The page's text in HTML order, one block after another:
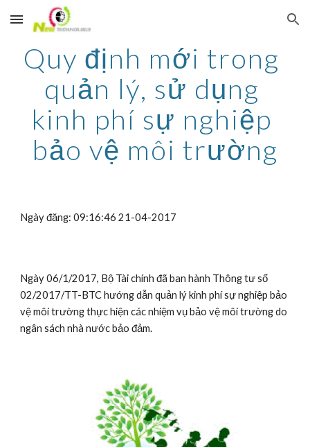
Skip to main content Skip to navigation
Quy định mới trong
quản lý, sử dụng
kinh phí sự nghiệp
bảo vệ môi trường
Ngày đăng: 09:16:46 21-04-2017
Ngày 06/1/2017, Bộ Tài chính đã ban hành Thông tư số
02/2017/TT-BTC hướng dẫn quản lý kinh phí sự nghiệp bảo
vệ môi trường thực hiện các nhiệm vụ bảo vệ môi trường do
ngân sách nhà nước bảo đảm.